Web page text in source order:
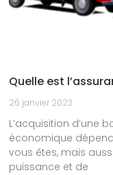
Quelle est
26 janvier 2023
L’acquisition d’une
économique
vous êtes, mais
puissance et de